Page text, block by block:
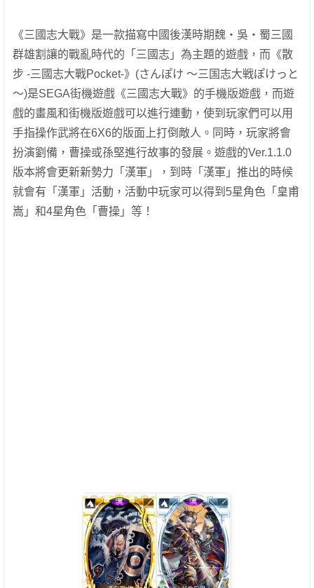
《三國志大戰》是一款描寫中國後漢時期魏・吳・蜀三國
群雄割讓的戰亂時代的「三國志」為主題的遊戲，而《散
步 -三國志大戰Pocket-》(さんぽけ ～三国志大戦ぽけっと
～)是SEGA街機遊戲《三國志大戰》的手機版遊戲，而遊
戲的畫風和街機版遊戲可以進行連動，使到玩家們可以用
手指操作武將在6X6的版面上打倒敵人。同時，玩家將會
扮演劉備，曹操或孫堅進行故事的發展。遊戲的Ver.1.1.0
版本將會更新新勢力「漢軍」，到時「漢軍」推出的時候
就會有「漢軍」活動，活動中玩家可以得到5星角色「皇甫
嵩」和4星角色「曹操」等！